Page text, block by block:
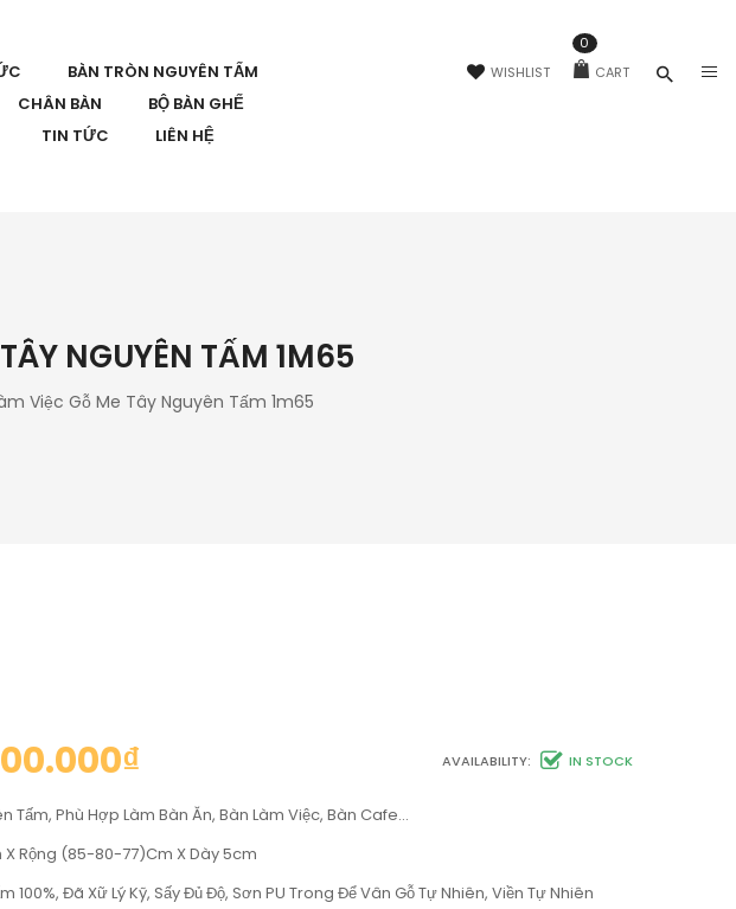
BÀN TRÒN NGUYÊN TẤM
CHÂN BÀN
BỘ BÀN GHẾ
TIN TỨC LIÊN HỆ
WISHLIST CART
0
NGUYÊN TẤM 1M65
Việc Gỗ Me Tây Nguyên Tấm 1m65
₫ AVAILABILITY: IN STOCK
Tấm, Phù Hợp Làm Bàn Ăn, Bàn Làm Việc, Bàn Cafe…
X Rộng (85-80-77)cm X Dày 5cm
100%, Đã Xữ Lý Kỹ, Sấy Đủ Độ, Sơn PU Trong Để Vân Gỗ Tự Nhiên, Viền Tự Nhiên